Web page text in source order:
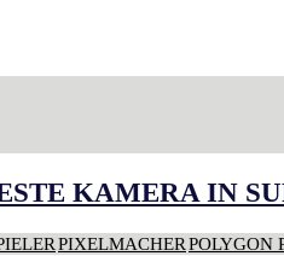
KAMERA IN
PIXELMACHERPOLYGON